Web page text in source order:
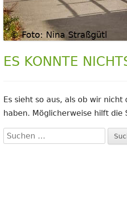
ES KONNTE
Es sieht so aus, als ob wir
haben. Möglicherweise hilft die
Suchen